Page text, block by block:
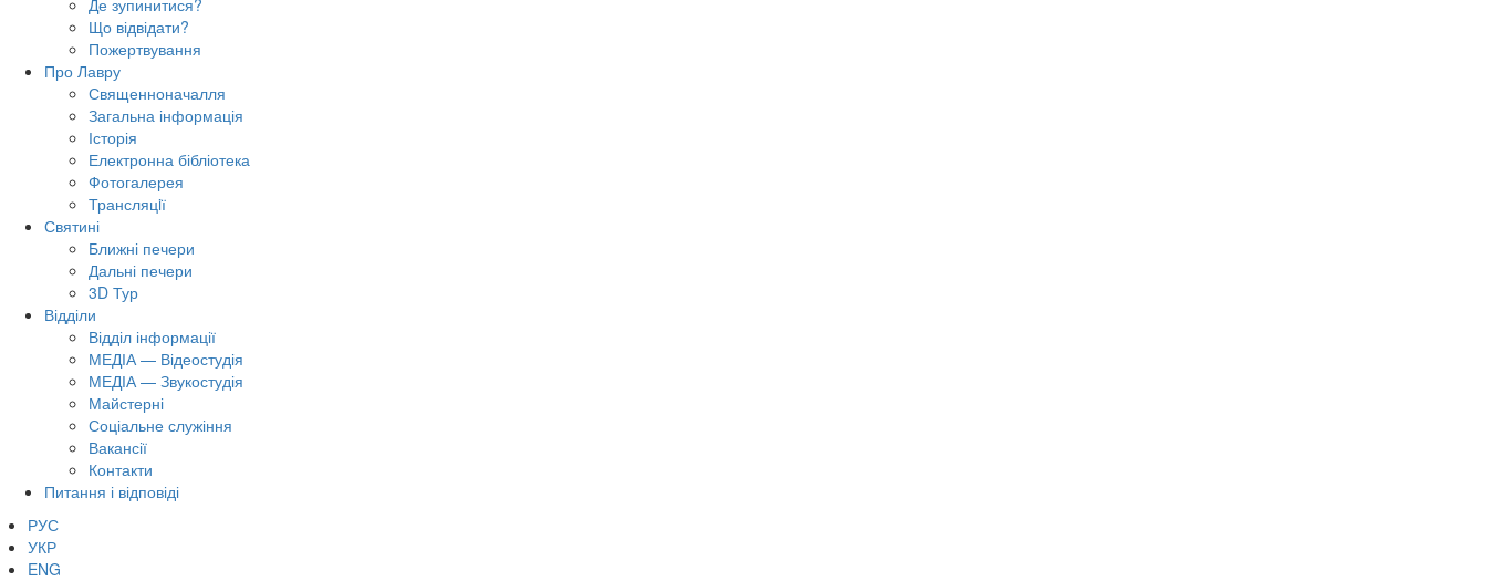
Де зупинитися?
Що відвідати?
Пожертвування
Про Лавру
Священноначалля
Загальна інформація
Історія
Електронна бібліотека
Фотогалерея
Трансляцiї
Святині
Ближні печери
Дальні печери
3D Тур
Відділи
Відділ інформації
МЕДІА — Відеостудія
МЕДІА — Звукостудія
Майстерні
Соціальне служіння
Вакансії
Контакти
Питання і відповіді
РУС
УКР
ENG